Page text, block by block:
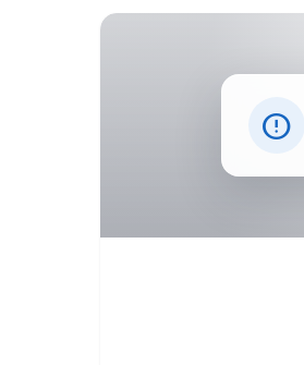
error_outline